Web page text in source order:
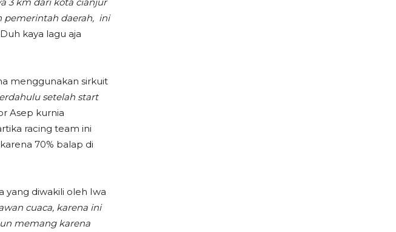
pemerintah daerah, ini
kaya lagu aja
menggunakan sirkuit
setelah start
Asep kurnia
racing team ini
70% balap di
diwakili oleh Iwa
cuaca, karena ini
memang karena